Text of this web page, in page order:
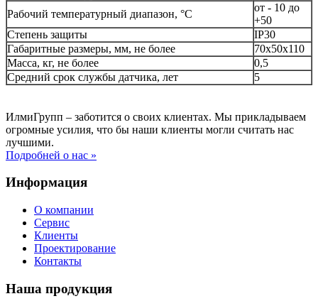
Рабочий температурный диапазон, °С
от - 10 до
+50
Степень защиты
IP30
Габаритные размеры, мм, не более
70х50х110
Масса, кг, не более
0,5
Средний срок службы датчика, лет
5
ИлмиГрупп – заботится о своих клиентах. Мы прикладываем
огромные усилия, что бы наши клиенты могли считать нас
лучшими.
Подробней о нас »
Информация
О компании
Сервис
Клиенты
Проектирование
Контакты
Наша продукция